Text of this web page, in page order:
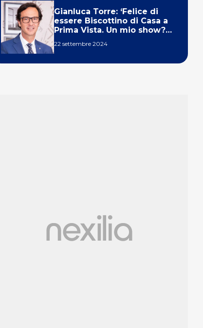
Gianluca Torre: ‘Felice di
essere Biscottino di Casa a
Prima Vista. Un mio show?
22 settembre 2024